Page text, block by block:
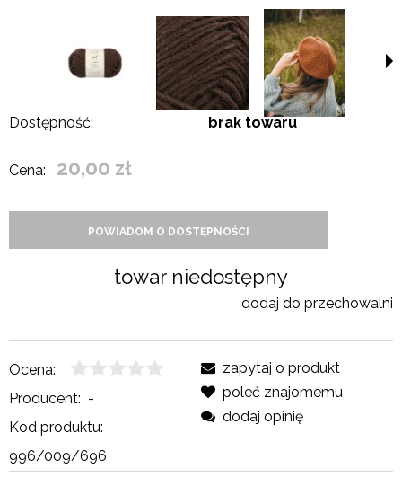
Dostępność: brak towaru
Cena: 20,00 zł
POWIADOM O DOSTĘPNOŚCI
towar niedostępny
dodaj do przechowalni
Ocena:
Producent: -
Kod produktu:
996/009/696
zapytaj o produkt
poleć znajomemu
dodaj opinię